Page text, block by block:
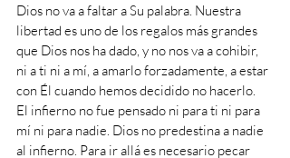
Dios no va a faltar a Su palabra. Nuestra
libertad es uno de los regalos más grandes
que Dios nos ha dado, y no nos va a cohibir,
ni a ti ni a mí, a amarlo forzadamente, a estar
con Él cuando hemos decidido no hacerlo.
El infierno no fue pensado ni para ti ni para
mí ni para nadie. Dios no predestina a nadie
al infierno. Para ir allá es necesario pecar